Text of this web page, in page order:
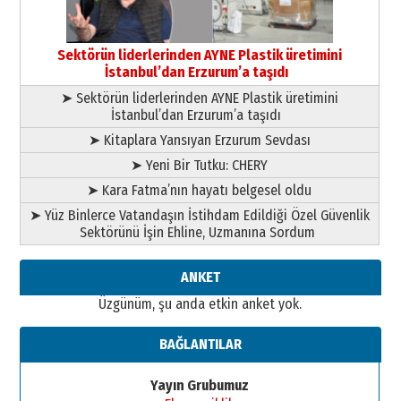
Esat BİNDESEN
Başkan Sekmen’den Erzurum’a
bir vizyon proje daha!
02 Ağustos 2026 Pazar
Sektörün liderlerinden AYNE Plastik üretimini
İstanbul’dan Erzurum’a taşıdı
➤ Sektörün liderlerinden AYNE Plastik üretimini
İstanbul’dan Erzurum’a taşıdı
➤ Kitaplara Yansıyan Erzurum Sevdası
➤ Yeni Bir Tutku: CHERY
➤ Kara Fatma’nın hayatı belgesel oldu
➤ Yüz Binlerce Vatandaşın İstihdam Edildiği Özel Güvenlik
Sektörünü İşin Ehline, Uzmanına Sordum
ANKET
Üzgünüm, şu anda etkin anket yok.
BAĞLANTILAR
Yayın Grubumuz